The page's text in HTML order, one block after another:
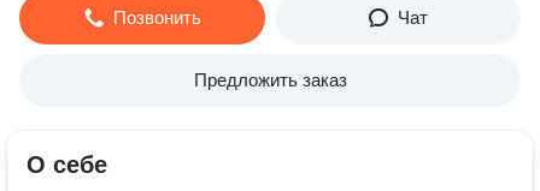
Позвонить Чат
Предложить заказ
О себе